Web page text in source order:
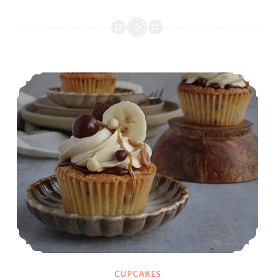
e
n
m
e
b
a
n
a
n
Banaan hazelnoot cupcakes
CUPCAKES